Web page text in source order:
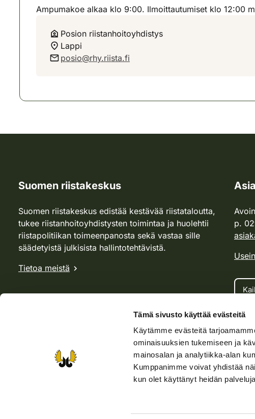
Tämä sivusto käyttää evästeitä
Käytämme evästeitä
ominaisuuksien tukemiseen ja
mainosalan ja analytiikka-alan
Kumppanimme voivat yhdistää
kun olet käyttänyt heidän
Ampumakoe alkaa klo 9:00. Ilmoittautumiset klo 12:00
Posion riistanhoitoyhdistys
Lappi
posio@rhy.riista.fi
Suomen riistakeskus
Suomen riistakeskus edistää kestävää riistataloutta,
tukee riistanhoitoyhdistysten toimintaa ja huolehtii
riistapolitiikan toimeenpanosta sekä vastaa sille
säädetyistä julkisista hallintotehtävistä.
Tietoa meistä
p.
Oma